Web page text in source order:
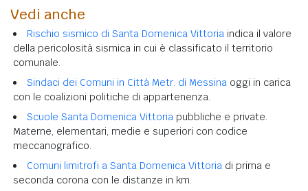
Vedi anche
Rischio sismico di Santa Domenica Vittoria indica il valore
della pericolosità sismica in cui è classificato il territorio
comunale.
Sindaci dei Comuni in Città Metr. di Messina oggi in carica
con le coalizioni politiche di appartenenza.
Scuole Santa Domenica Vittoria pubbliche e private.
Materne, elementari, medie e superiori con codice
meccanografico.
Comuni limitrofi a Santa Domenica Vittoria di prima e
seconda corona con le distanze in km.